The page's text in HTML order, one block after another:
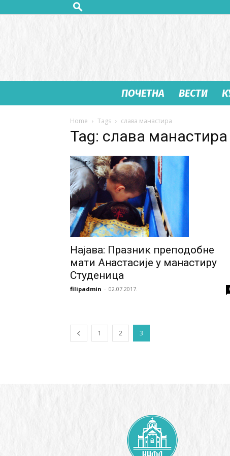
ПОЧЕТНА ВЕСТИ
Home Tags слава манастира
Tag: слава манастира
Најава: Празник преподобне
мати Анастасије у манастиру
Студеница
filipadmin - 02.07.2017.
1 2 3